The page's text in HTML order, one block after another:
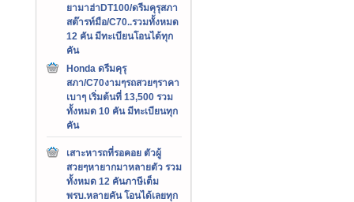
ยามาฮ่าDT100/ดรีมคุรุสภา
สต๊ารท์มือ/C70..รวมทั้งหมด
12 คัน มีทะเบียนโอนได้ทุก
คัน
Honda ดรีมคุรุ
สภา/C70งามๆรถสวยๆราคา
เบาๆ เริ่มต้นที่ 13,500 รวม
ทั้งหมด 10 คัน มีทะเบียนทุก
คัน
เสาะหารถที่รอคอย ตัวผู้
สวยๆหายากมาหลายตัว รวม
ทั้งหมด 12 คันภาษีเต็ม
พรบ.หลายคัน โอนได้เลยทุก